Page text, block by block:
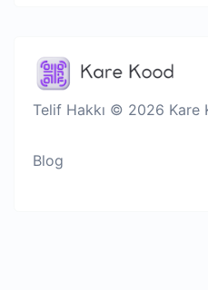
Telif Hakkı © 2026 Kare
Blog